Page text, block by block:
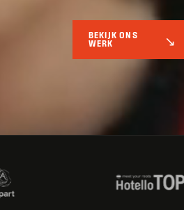
BEKIJK ONS
WERK